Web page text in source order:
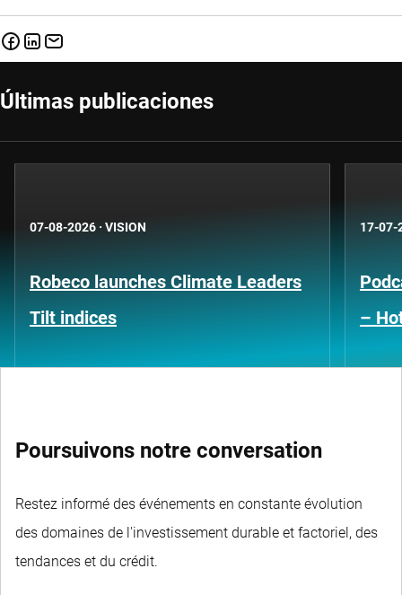
Últimas publicaciones
07-08-2026 · VISION
Robeco launches Climate Leaders
Tilt indices
17-07-
–
Poursuivons notre conversation
Restez informé des événements en constante évolution
des domaines de l'investissement durable et factoriel, des
tendances et du crédit.